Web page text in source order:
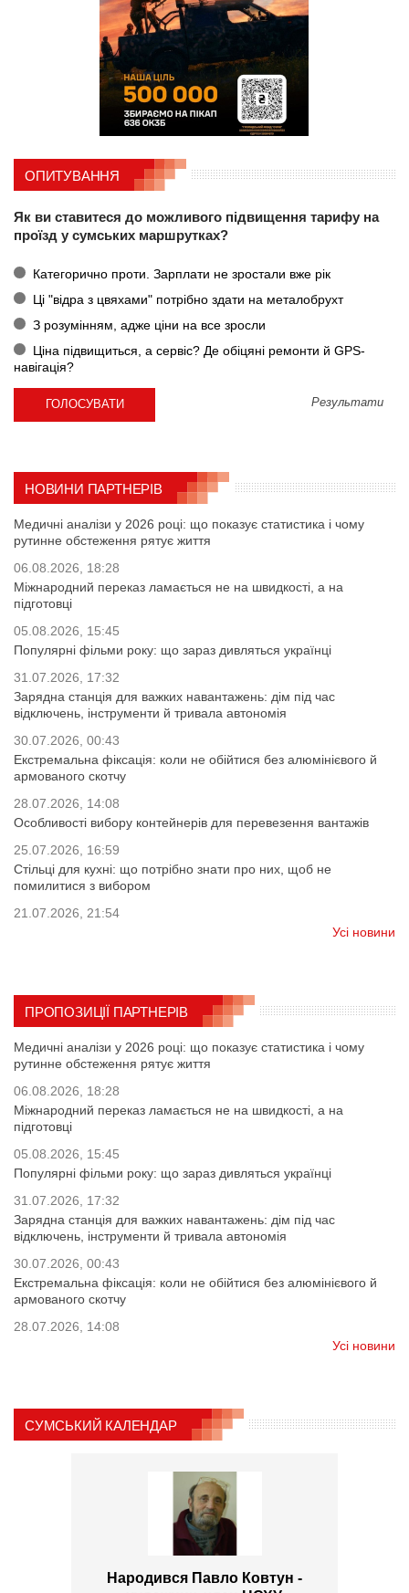
ОПИТУВАННЯ
Як ви ставитеся до можливого підвищення тарифу на
проїзд у сумських маршрутках?
Категорично проти. Зарплати не зростали вже рік
Ці "відра з цвяхами" потрібно здати на металобрухт
З розумінням, адже ціни на все зросли
Ціна підвищиться, а сервіс? Де обіцяні ремонти й GPS-
навігація?
Результати
НОВИНИ ПАРТНЕРІВ
Медичні аналізи у 2026 році: що показує статистика і чому
рутинне обстеження рятує життя
06.08.2026, 18:28
Міжнародний переказ ламається не на швидкості, а на
підготовці
05.08.2026, 15:45
Популярні фільми року: що зараз дивляться українці
31.07.2026, 17:32
Зарядна станція для важких навантажень: дім під час
відключень, інструменти й тривала автономія
30.07.2026, 00:43
Екстремальна фіксація: коли не обійтися без алюмінієвого й
армованого скотчу
28.07.2026, 14:08
Особливості вибору контейнерів для перевезення вантажів
25.07.2026, 16:59
Стільці для кухні: що потрібно знати про них, щоб не
помилитися з вибором
21.07.2026, 21:54
Усі новини
ПРОПОЗИЦІЇ ПАРТНЕРІВ
Медичні аналізи у 2026 році: що показує статистика і чому
рутинне обстеження рятує життя
06.08.2026, 18:28
Міжнародний переказ ламається не на швидкості, а на
підготовці
05.08.2026, 15:45
Популярні фільми року: що зараз дивляться українці
31.07.2026, 17:32
Зарядна станція для важких навантажень: дім під час
відключень, інструменти й тривала автономія
30.07.2026, 00:43
Екстремальна фіксація: коли не обійтися без алюмінієвого й
армованого скотчу
28.07.2026, 14:08
Усі новини
СУМСЬКИЙ КАЛЕНДАР
Народився Павло Ковтун -